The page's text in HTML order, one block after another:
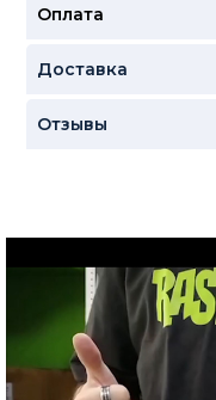
Оплата
Доставка
Отзывы